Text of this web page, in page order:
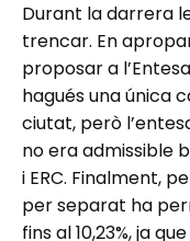
Durant la darrera
trencar. En
proposar a
hagués una única
ciutat, però
no era admissible
i ERC. Finalment,
per separat ha
fins al 10,23%, ja